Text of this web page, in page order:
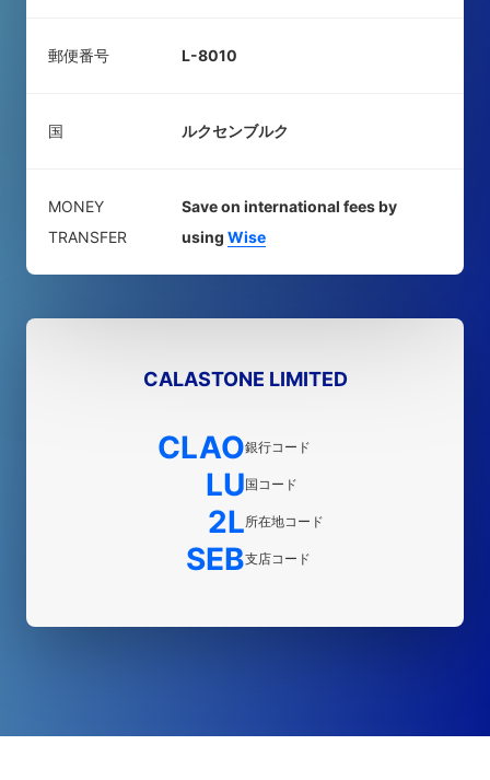
郵便番号 L-8010
国 ルクセンブルク
MONEY
TRANSFER
Save on international fees by
using Wise
CALASTONE LIMITED
CLAO銀行コード
LU国コード
2L所在地コード
SEB支店コード